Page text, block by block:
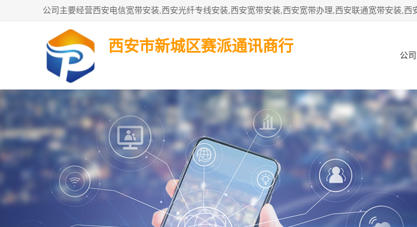
西安市新城区赛派通讯商行
公
产